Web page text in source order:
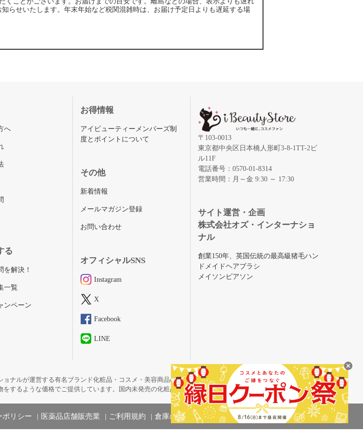
らせいたします。年末年始など税関混雑時は、お届け予定日よりも遅延する場
へ
る
を解決！
一覧
ンペーン
お得情報
アイビューティーメンバーズ制
度とポイントについて
その他
新着情報
メールマガジン登録
お問い合わせ
オフィシャルSNS
Instagram
X
Facebook
LINE
〒103-0013
東京都中央区日本橋人形町3-8-1TT-2ビ
ル11F
電話番号：0570-01-8314
営業時間：月～金 9:30 ～ 17:30
サイト運営・企画
株式会社オズ・インターナショ
ナル
創業150年、英国伝統の最高級猪毛ハン
ドメイドヘアブラシ
メイソンピアソン
ナルが運営する有名ブランド化粧品・コスメ・美容商品の通販サイトです。
するような価格でご提供しています。国内未発売の化粧品も取り揃えています。
ポリシー 医薬品店舗販売業 ご利用規約 倉庫の管理体制